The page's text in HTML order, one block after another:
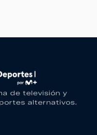
de televisión y
alternativos.